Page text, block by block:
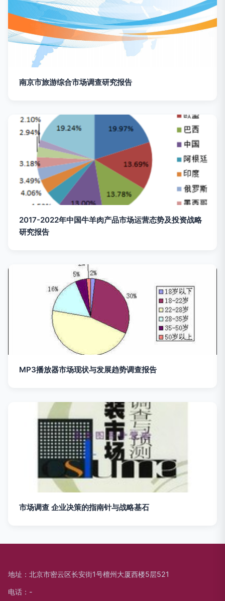
南京市旅游综合市场调查研究报告
2017-2022年中国牛羊肉产品市场运营态势及投资战略
研究报告
MP3播放器市场现状与发展趋势调查报告
市场调查 企业决策的指南针与战略基石
地址：北京市密云区长安街1号檀州大厦西楼5层521
电话：-